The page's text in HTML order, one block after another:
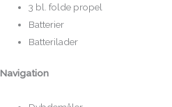
3 bl. folde propel
Batterier
Batterilader
Navigation